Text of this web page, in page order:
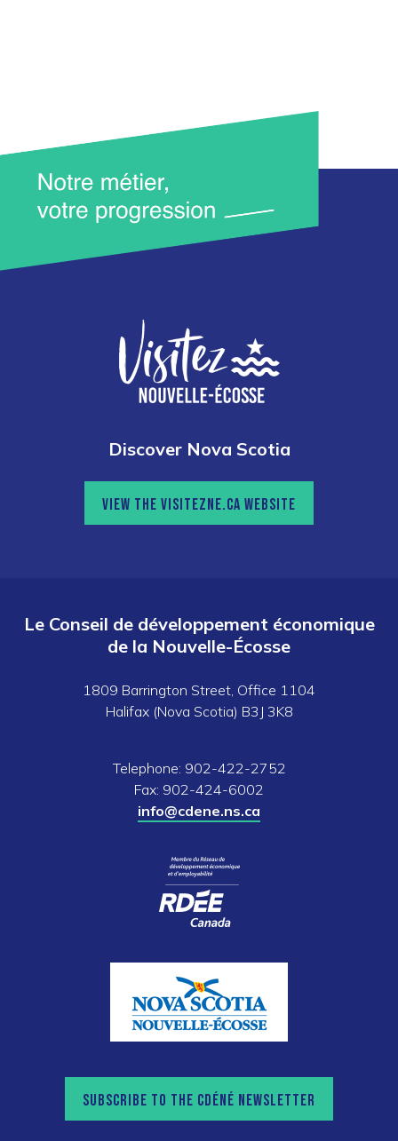
Discover Nova Scotia
VIEW THE VISITEZNE.CA WEBSITE
Le Conseil de développement économique
de la Nouvelle-Écosse
1809 Barrington Street, Office 1104
Halifax (Nova Scotia) B3J 3K8
Telephone: 902-422-2752
Fax: 902-424-6002
info@cdene.ns.ca
SUBSCRIBE TO THE CDÉNÉ NEWSLETTER